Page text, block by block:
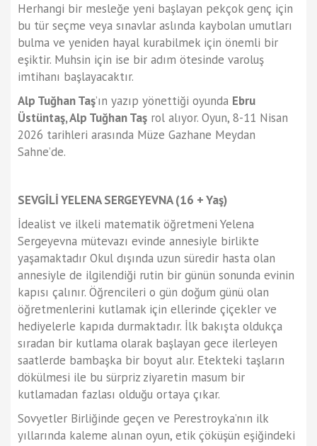
Herhangi bir mesleğe yeni başlayan pekçok genç için
bu tür seçme veya sınavlar aslında kaybolan umutları
bulma ve yeniden hayal kurabilmek için önemli bir
eşiktir. Muhsin için ise bir adım ötesinde varoluş
imtihanı başlayacaktır.
Alp Tuğhan Taş’ın yazıp yönettiği oyunda Ebru
Üstüntaş, Alp Tuğhan Taş rol alıyor. Oyun, 8-11 Nisan
2026 tarihleri arasında Müze Gazhane Meydan
Sahne’de.
SEVGİLİ YELENA SERGEYEVNA (16 + Yaş)
İdealist ve ilkeli matematik öğretmeni Yelena
Sergeyevna mütevazı evinde annesiyle birlikte
yaşamaktadır Okul dışında uzun süredir hasta olan
annesiyle de ilgilendiği rutin bir günün sonunda evinin
kapısı çalınır. Öğrencileri o gün doğum günü olan
öğretmenlerini kutlamak için ellerinde çiçekler ve
hediyelerle kapıda durmaktadır. İlk bakışta oldukça
sıradan bir kutlama olarak başlayan gece ilerleyen
saatlerde bambaşka bir boyut alır. Etekteki taşların
dökülmesi ile bu sürpriz ziyaretin masum bir
kutlamadan fazlası olduğu ortaya çıkar.
Sovyetler Birliğinde geçen ve Perestroyka’nın ilk
yıllarında kaleme alınan oyun, etik çöküşün eşiğindeki